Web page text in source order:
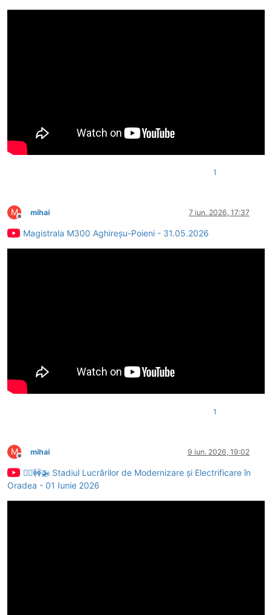
1
M
Deconectat
mihai 7 iun. 2026, 17:37
Magistrala M300 Aghireșu-Poieni - 31.05.2026
1
M
Deconectat
mihai 9 iun. 2026, 19:02
👷‍♂️🚧🚁 Stadiul Lucrărilor de Modernizare și Electrificare în
Oradea - 01 Iunie 2026